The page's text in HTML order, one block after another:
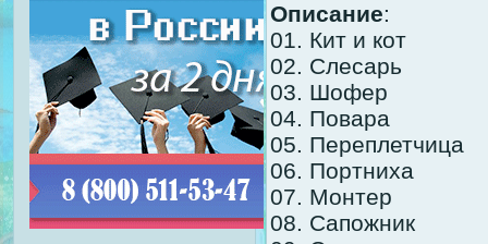
Описание:
01. Кит и кот
02. Слесарь
03. Шофер
04. Повара
05. Переплетчица
06. Портниха
07. Монтер
08. Сапожник